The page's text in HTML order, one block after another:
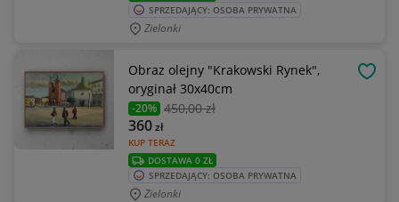
SPRZEDAJĄCY: OSOBA PRYWATNA
Zielonki
Obraz olejny "Krakowski Rynek",
oryginał 30x40cm
-20% 450,00 zł
KUP TERAZ
360zł
DOSTAWA 0 ZŁ
SPRZEDAJĄCY: OSOBA PRYWATNA
Zielonki